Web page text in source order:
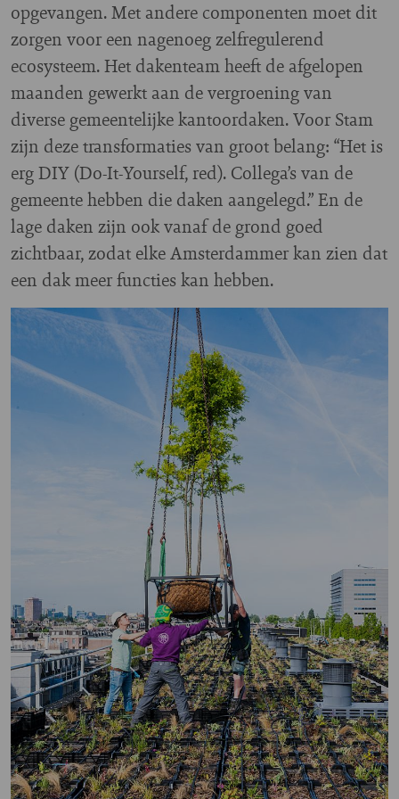
opgevangen. Met andere componenten moet dit
zorgen voor een nagenoeg zelfregulerend
ecosysteem. Het dakenteam heeft de afgelopen
maanden gewerkt aan de vergroening van
diverse gemeentelijke kantoordaken. Voor Stam
zijn deze transformaties van groot belang: “Het is
erg DIY (Do-It-Yourself, red). Collega’s van de
gemeente hebben die daken aangelegd.” En de
lage daken zijn ook vanaf de grond goed
zichtbaar, zodat elke Amsterdammer kan zien dat
een dak meer functies kan hebben.
Image